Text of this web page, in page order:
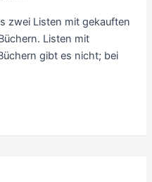
zwei Listen mit gekauften
Listen mit
gibt es nicht; bei